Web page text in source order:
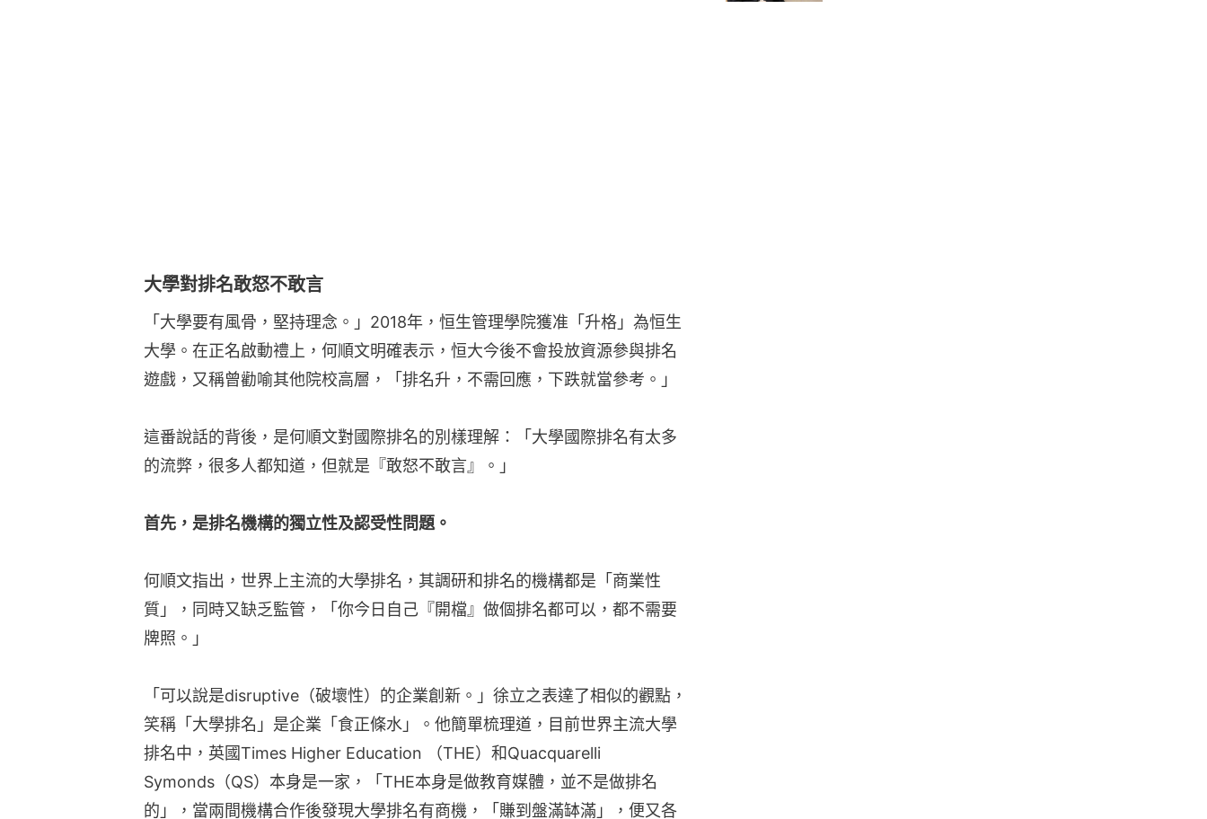
大學對排名敢怒不敢言
「大學要有風骨，堅持理念。」2018年，恒生管理學院獲准「升格」為恒生
大學。在正名啟動禮上，何順文明確表示，恒大今後不會投放資源參與排名
遊戲，又稱曾勸喻其他院校高層，「排名升，不需回應，下跌就當參考。」
這番說話的背後，是何順文對國際排名的別樣理解：「大學國際排名有太多
的流弊，很多人都知道，但就是『敢怒不敢言』。」
首先，是排名機構的獨立性及認受性問題。
何順文指出，世界上主流的大學排名，其調研和排名的機構都是「商業性
質」，同時又缺乏監管，「你今日自己『開檔』做個排名都可以，都不需要
牌照。」
「可以說是disruptive（破壞性）的企業創新。」徐立之表達了相似的觀點，
笑稱「大學排名」是企業「食正條水」。他簡單梳理道，目前世界主流大學
排名中，英國Times Higher Education （THE）和Quacquarelli
Symonds（QS）本身是一家，「THE本身是做教育媒體，並不是做排名
的」，當兩間機構合作後發現大學排名有商機，「賺到盤滿缽滿」，便又各